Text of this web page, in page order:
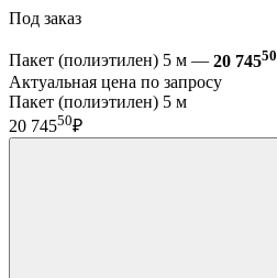
Под заказ
Пакет (полиэтилен) 5 м — 20 74550
Актуальная цена по запросу
Пакет (полиэтилен) 5 м
20 74550₽